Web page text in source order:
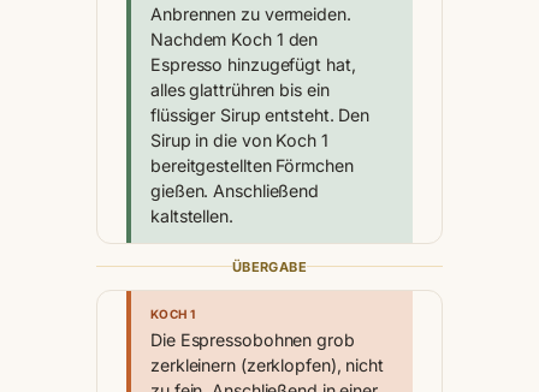
Anbrennen zu vermeiden.
Nachdem Koch 1 den
Espresso hinzugefügt hat,
alles glattrühren bis ein
flüssiger Sirup entsteht. Den
Sirup in die von Koch 1
bereitgestellten Förmchen
gießen. Anschließend
kaltstellen.
ÜBERGABE
KOCH 1
Die Espressobohnen grob
zerkleinern (zerklopfen), nicht